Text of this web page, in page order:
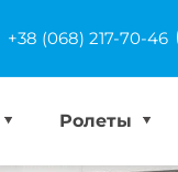
+38 (068) 217-70-46
Ролеты